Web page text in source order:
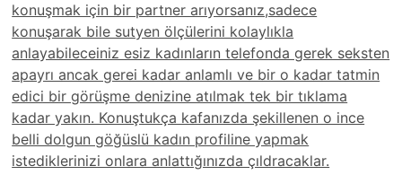
konuşmak için bir partner arıyorsanız,sadece
konuşarak bile sutyen ölçülerini kolaylıkla
anlayabileceiniz esiz kadınların telefonda gerek seksten
apayrı ancak gerei kadar anlamlı ve bir o kadar tatmin
edici bir görüşme denizine atılmak tek bir tıklama
kadar yakın. Konuştukça kafanızda şekillenen o ince
belli dolgun göğüslü kadın profiline yapmak
istediklerinizi onlara anlattığınızda çıldracaklar.